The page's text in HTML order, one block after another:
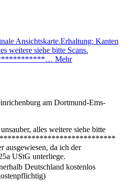
Ansichtskarte.Erhaltung: Kanten
weitere siehe bitte Scans.
Mehr
am Dortmund-Ems-
alles weitere siehe bitte
ausgewiesen, da ich der
UStG unterliege.
Deutschland kostenlos